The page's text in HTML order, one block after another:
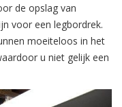
de opslag van
voor een legbordrek.
moeiteloos in het
u niet gelijk een